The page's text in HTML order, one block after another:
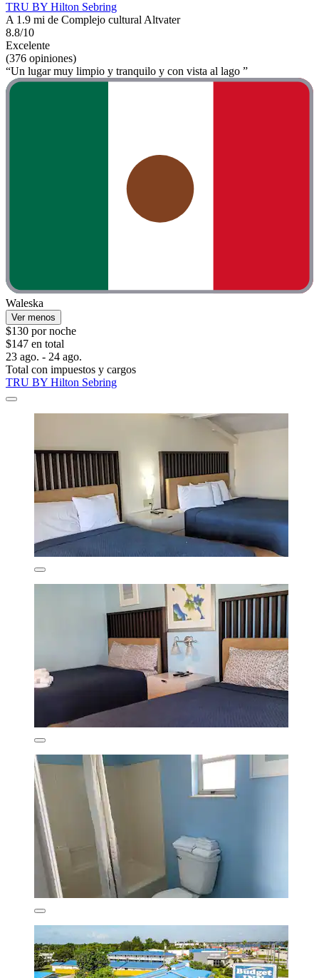
TRU BY Hilton Sebring
A 1.9 mi de Complejo cultural Altvater
8.8/10
Excelente
(376 opiniones)
“Un lugar muy limpio y tranquilo y con vista al lago ”
Waleska
Ver menos
$130 por noche
$147 en total
23 ago. - 24 ago.
Total con impuestos y cargos
TRU BY Hilton Sebring